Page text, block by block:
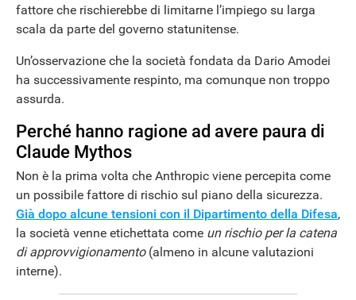
fattore che rischierebbe di limitarne l’impiego su larga
scala da parte del governo statunitense.
Un’osservazione che la società fondata da Dario Amodei
ha successivamente respinto, ma comunque non troppo
assurda.
Perché hanno ragione ad avere paura di
Claude Mythos
Non è la prima volta che Anthropic viene percepita come
un possibile fattore di rischio sul piano della sicurezza.
Già dopo alcune tensioni con il Dipartimento della Difesa,
la società venne etichettata come un rischio per la catena
di approvvigionamento(almeno in alcune valutazioni
interne).